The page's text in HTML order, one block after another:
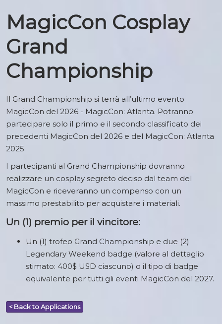
MagicCon Cosplay
Grand
Championship
Il Grand Championship si terrà all’ultimo evento
MagicCon del 2026 - MagicCon: Atlanta. Potranno
partecipare solo il primo e il secondo classificato dei
precedenti MagicCon del 2026 e del MagicCon: Atlanta
2025.
I partecipanti al Grand Championship dovranno
realizzare un cosplay segreto deciso dal team del
MagicCon e riceveranno un compenso con un
massimo prestabilito per acquistare i materiali.
Un (1) premio per il vincitore:
Un (1) trofeo Grand Championship e due (2)
Legendary Weekend badge (valore al dettaglio
stimato: 400$ USD ciascuno) o il tipo di badge
equivalente per tutti gli eventi MagicCon del 2027.
< Back to Applications